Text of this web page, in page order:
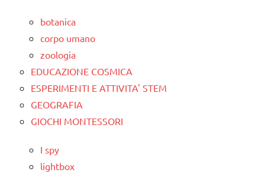
botanica
corpo umano
zoologia
EDUCAZIONE COSMICA
ESPERIMENTI E ATTIVITA' STEM
GEOGRAFIA
GIOCHI MONTESSORI
I spy
lightbox